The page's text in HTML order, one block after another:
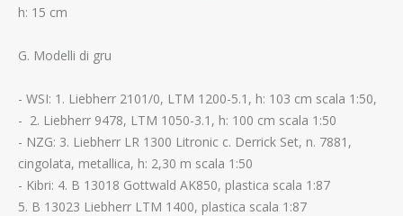
h: 15 cm
G. Modelli di gru
- WSI: 1. Liebherr 2101/0, LTM 1200-5.1, h: 103 cm scala 1:50,
- 2. Liebherr 9478, LTM 1050-3.1, h: 100 cm scala 1:50
- NZG: 3. Liebherr LR 1300 Litronic c. Derrick Set, n. 7881,
cingolata, metallica, h: 2,30 m scala 1:50
- Kibri: 4. B 13018 Gottwald AK850, plastica scala 1:87
5. B 13023 Liebherr LTM 1400, plastica scala 1:87